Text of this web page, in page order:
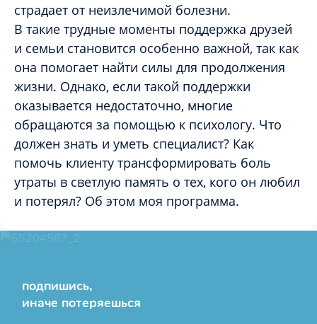
страдает от неизлечимой болезни.
В такие трудные моменты поддержка друзей
и семьи становится особенно важной, так как
она помогает найти силы для продолжения
жизни. Однако, если такой поддержки
оказывается недостаточно, многие
обращаются за помощью к психологу. Что
должен знать и уметь специалист? Как
помочь клиенту трансформировать боль
утраты в светлую память о тех, кого он любил
и потерял? Об этом моя программа.
подпишись,
иначе потеряешься